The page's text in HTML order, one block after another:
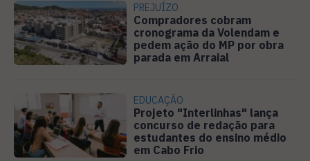
PREJUÍZO
Compradores cobram
cronograma da Volendam e
pedem ação do MP por obra
parada em Arraial
EDUCAÇÃO
Projeto "Interlinhas" lança
concurso de redação para
estudantes do ensino médio
em Cabo Frio